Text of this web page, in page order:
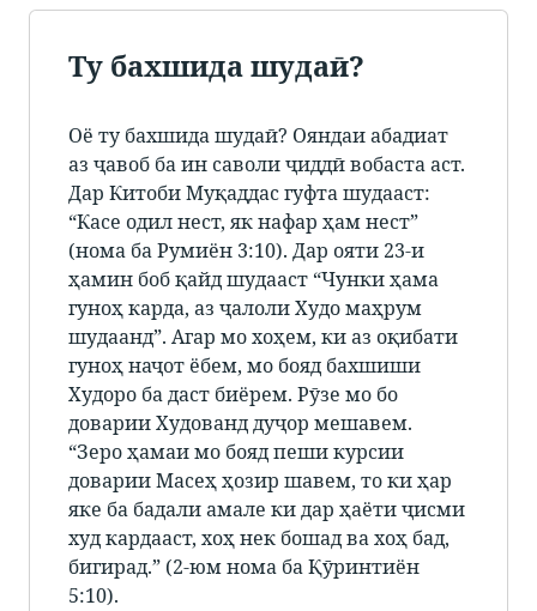
Ту бахшида шудаӣ?
Оё ту бахшида шудаӣ? Ояндаи абадиат
аз ҷавоб ба ин саволи ҷиддӣ вобаста аст.
Дар Китоби Муқаддас гуфта шудааст:
“Касе одил нест, як нафар ҳам нест”
(нома ба Румиён 3:10). Дар ояти 23-и
ҳамин боб қайд шудааст “Чунки ҳама
гуноҳ карда, аз ҷалоли Худо маҳрум
шудаанд”. Агар мо хоҳем, ки аз оқибати
гуноҳ наҷот ёбем, мо бояд бахшиши
Худоро ба даст биёрем. Рӯзе мо бо
доварии Худованд дуҷор мешавем.
“Зеро ҳамаи мо бояд пеши курсии
доварии Масеҳ ҳозир шавем, то ки ҳар
яке ба бадали амале ки дар ҳаёти ҷисми
худ кардааст, хоҳ нек бошад ва хоҳ бад,
бигирад.” (2-юм нома ба Қӯринтиён
5:10).